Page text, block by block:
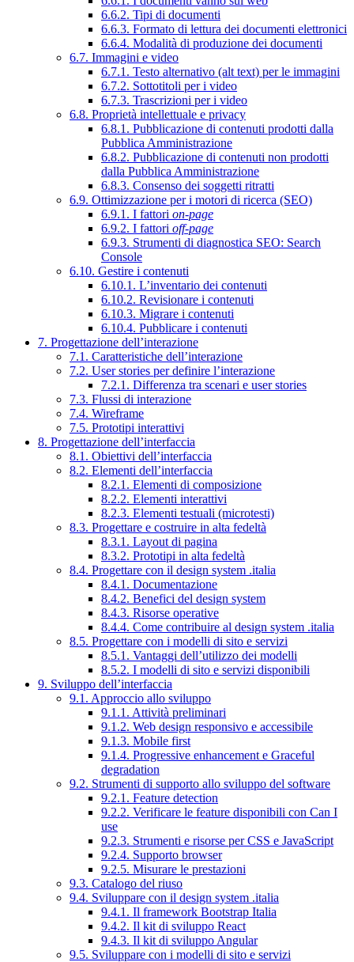
6.6.2. Tipi di documenti
6.6.3. Formato di lettura dei documenti elettronici
6.6.4. Modalità di produzione dei documenti
6.7. Immagini e video
6.7.1. Testo alternativo (alt text) per le immagini
6.7.2. Sottotitoli per i video
6.7.3. Trascrizioni per i video
6.8. Proprietà intellettuale e privacy
6.8.1. Pubblicazione di contenuti prodotti dalla
Pubblica Amministrazione
6.8.2. Pubblicazione di contenuti non prodotti
dalla Pubblica Amministrazione
6.8.3. Consenso dei soggetti ritratti
6.9. Ottimizzazione per i motori di ricerca (SEO)
6.9.1. I fattori on-page
6.9.2. I fattori off-page
6.9.3. Strumenti di diagnostica SEO: Search
Console
6.10. Gestire i contenuti
6.10.1. L’inventario dei contenuti
6.10.2. Revisionare i contenuti
6.10.3. Migrare i contenuti
6.10.4. Pubblicare i contenuti
7. Progettazione dell’interazione
7.1. Caratteristiche dell’interazione
7.2. User stories per definire l’interazione
7.2.1. Differenza tra scenari e user stories
7.3. Flussi di interazione
7.4. Wireframe
7.5. Prototipi interattivi
8. Progettazione dell’interfaccia
8.1. Obiettivi dell’interfaccia
8.2. Elementi dell’interfaccia
8.2.1. Elementi di composizione
8.2.2. Elementi interattivi
8.2.3. Elementi testuali (microtesti)
8.3. Progettare e costruire in alta fedeltà
8.3.1. Layout di pagina
8.3.2. Prototipi in alta fedeltà
8.4. Progettare con il design system .italia
8.4.1. Documentazione
8.4.2. Benefici del design system
8.4.3. Risorse operative
8.4.4. Come contribuire al design system .italia
8.5. Progettare con i modelli di sito e servizi
8.5.1. Vantaggi dell’utilizzo dei modelli
8.5.2. I modelli di sito e servizi disponibili
9. Sviluppo dell’interfaccia
9.1. Approccio allo sviluppo
9.1.1. Attività preliminari
9.1.2. Web design responsivo e accessibile
9.1.3. Mobile first
9.1.4. Progressive enhancement e Graceful
degradation
9.2. Strumenti di supporto allo sviluppo del software
9.2.1. Feature detection
9.2.2. Verificare le feature disponibili con Can I
use
9.2.3. Strumenti e risorse per CSS e JavaScript
9.2.4. Supporto browser
9.2.5. Misurare le prestazioni
9.3. Catalogo del riuso
9.4. Sviluppare con il design system .italia
9.4.1. Il framework Bootstrap Italia
9.4.2. Il kit di sviluppo React
9.4.3. Il kit di sviluppo Angular
9.5. Sviluppare con i modelli di sito e servizi